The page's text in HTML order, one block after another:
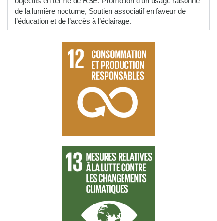
de la lumière nocturne, Soutien associatif en faveur de
l’éducation et de l’accès à l’éclairage.